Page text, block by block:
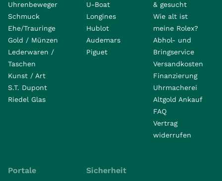
Uhrenbeweger
Schmuck
Ehe/Trauringe
Gold / Münzen
Lederwaren /
Taschen
Kunst / Art
S.T. Dupont
Riedel Glas
U-Boat
Longines
Hublot
Audemars
Piguet
& gesucht
Wie alt ist
meine Rolex?
Abhol- und
Bringservice
Versandkosten
Finanzierung
Uhrmacherei
Altgold Ankauf
FAQ
Vertrag
widerrufen
Portale Sicherheit